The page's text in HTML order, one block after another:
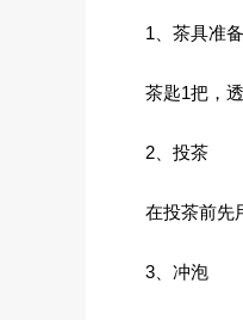
1、茶具准备
茶匙1把，透
2、投茶
在投茶前先用
3、冲泡